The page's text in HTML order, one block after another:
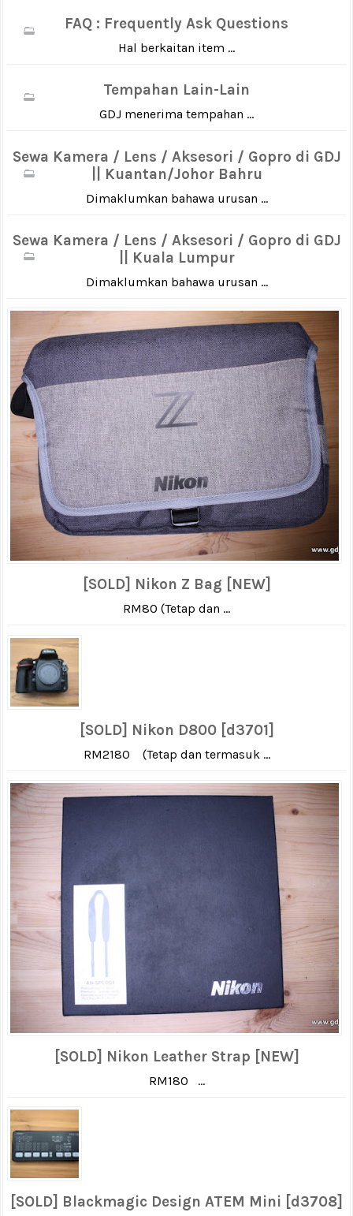
FAQ : Frequently Ask Questions
Hal berkaitan item ...
Tempahan Lain-Lain
GDJ menerima tempahan ...
Sewa Kamera / Lens / Aksesori / Gopro di GDJ
|| Kuantan/Johor Bahru
Dimaklumkan bahawa urusan ...
Sewa Kamera / Lens / Aksesori / Gopro di GDJ
|| Kuala Lumpur
Dimaklumkan bahawa urusan ...
[SOLD] Nikon Z Bag [NEW]
RM80 (Tetap dan ...
[SOLD] Nikon D800 [d3701]
RM2180 (Tetap dan termasuk ...
[SOLD] Nikon Leather Strap [NEW]
RM180 ...
[SOLD] Blackmagic Design ATEM Mini [d3708]